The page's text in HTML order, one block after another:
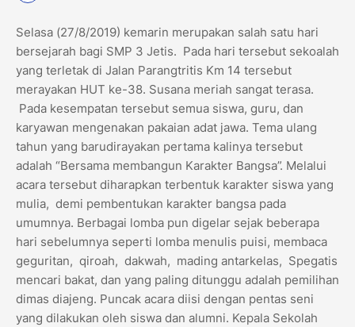
Selasa (27/8/2019) kemarin merupakan salah satu hari
bersejarah bagi SMP 3 Jetis. Pada hari tersebut sekoalah
yang terletak di Jalan Parangtritis Km 14 tersebut
merayakan HUT ke-38. Susana meriah sangat terasa.
Pada kesempatan tersebut semua siswa, guru, dan
karyawan mengenakan pakaian adat jawa. Tema ulang
tahun yang barudirayakan pertama kalinya tersebut
adalah “Bersama membangun Karakter Bangsa”. Melalui
acara tersebut diharapkan terbentuk karakter siswa yang
mulia, demi pembentukan karakter bangsa pada
umumnya. Berbagai lomba pun digelar sejak beberapa
hari sebelumnya seperti lomba menulis puisi, membaca
geguritan, qiroah, dakwah, mading antarkelas, Spegatis
mencari bakat, dan yang paling ditunggu adalah pemilihan
dimas diajeng. Puncak acara diisi dengan pentas seni
yang dilakukan oleh siswa dan alumni. Kepala Sekolah